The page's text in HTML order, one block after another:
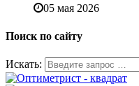
05 мая 2026
Поиск по сайту
Искать: